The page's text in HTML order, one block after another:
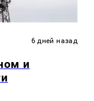
6 дней назад
и